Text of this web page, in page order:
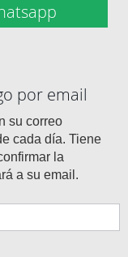
por email
su correo
cada día. Tiene
la
a su email.